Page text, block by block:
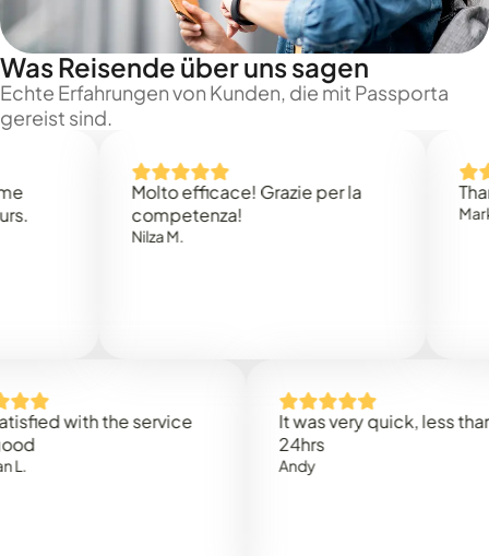
Was Reisende über uns sagen
Echte Erfahrungen von Kunden, die mit Passporta
gereist sind.
Molto efficace! Grazie per la
competenza!
Thank
Mark N.
with the service
It was very quick, less than